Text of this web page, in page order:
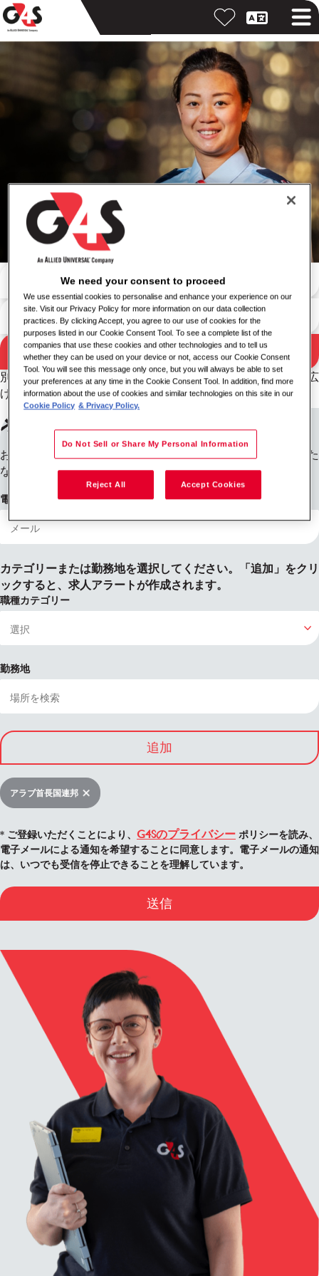
検索結果
勤務地で検索
検索
別のキーワードと勤務地の組み合わせを試すか、検索条件を広
げてください。
求人アラートに登録する
お探しの情報が見つかりませんか？ご登録いただければ、新た
な募集が開始された際にお知らせします。
電子メールアドレス
カテゴリーまたは勤務地を選択してください。「追加」をクリ
ックすると、求人アラートが作成されます。
職種カテゴリー
勤務地
追加
アラブ首長国連邦
* ご登録いただくことにより、 G4Sのプライバシー ポリシーを読み、
電子メールによる通知を希望することに同意します。電子メールの通知
は、いつでも受信を停止できることを理解しています。
送信
We need your consent to proceed
We use essential cookies to personalise and enhance your experience on our
site. Visit our Privacy Policy for more information on our data collection
practices. By clicking Accept, you agree to our use of cookies for the
purposes listed in our Cookie Consent Tool. To see a complete list of the
companies that use these cookies and other technologies and to tell us
whether they can be used on your device or not, access our Cookie Consent
Tool. You will see this message only once, but you will always be able to set
your preferences at any time in the Cookie Consent Tool. In addition, find more
information about the use of cookies and similar technologies on this site in our
Cookie Policy & Privacy Policy.
Do Not Sell or Share My Personal Information
Reject All Accept Cookies